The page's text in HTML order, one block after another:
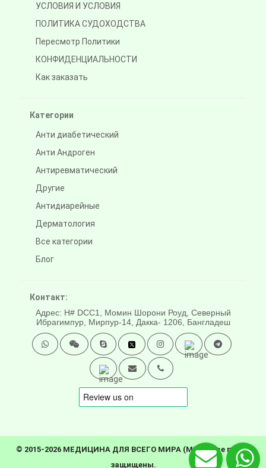
УСЛОВИЯ И УСЛОВИЯ
ПОЛИТИКА СУДОХОДСТВА
Пересмотр Политики
КОНФИДЕНЦИАЛЬНОСТИ
Как заказать
Категории
Анти диабетический
Анти Андроген
Антиревматический
Другие
Антидиарейные
Дерматология
Все категории
Блог
Контакт:
Адрес: H# DCC1, Момин Шорони Роуд, Северный
Ибрагимпур, Мирпур-14, Дакка- 1206, Бангладеш
© 2015-2026 МЕДИЦИНА ДЛЯ ВСЕГО МИРА (MFW). Все права
защищены.